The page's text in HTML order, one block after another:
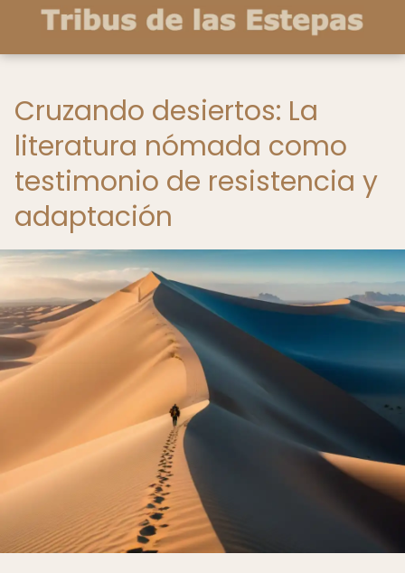
Cruzando desiertos: La
literatura nómada como
testimonio de resistencia y
adaptación